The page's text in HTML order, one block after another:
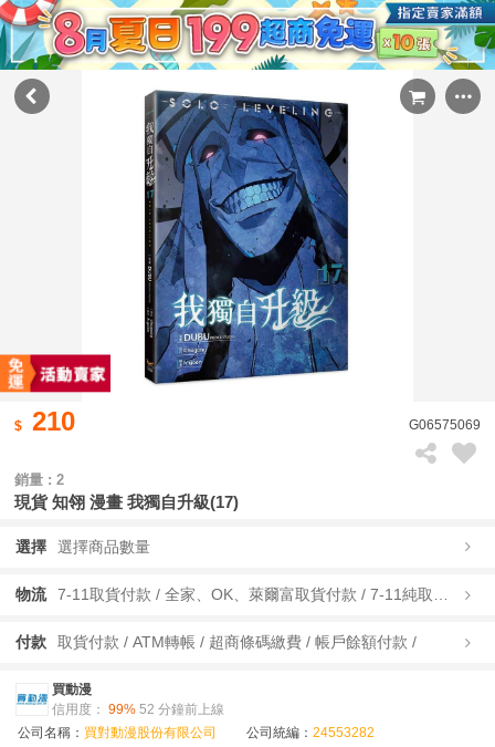
210 G06575069
銷量 : 2
現貨 知翎 漫畫 我獨自升級(17)
選擇 選擇商品數量
物流
付款 取貨付款 / ATM轉帳 / 超商條碼繳費 / 帳戶餘額付款 /
買動漫
信用度： 99% 52 分鐘前上線
公司名稱： 買對動漫股份有限公司 公司統編： 24553282